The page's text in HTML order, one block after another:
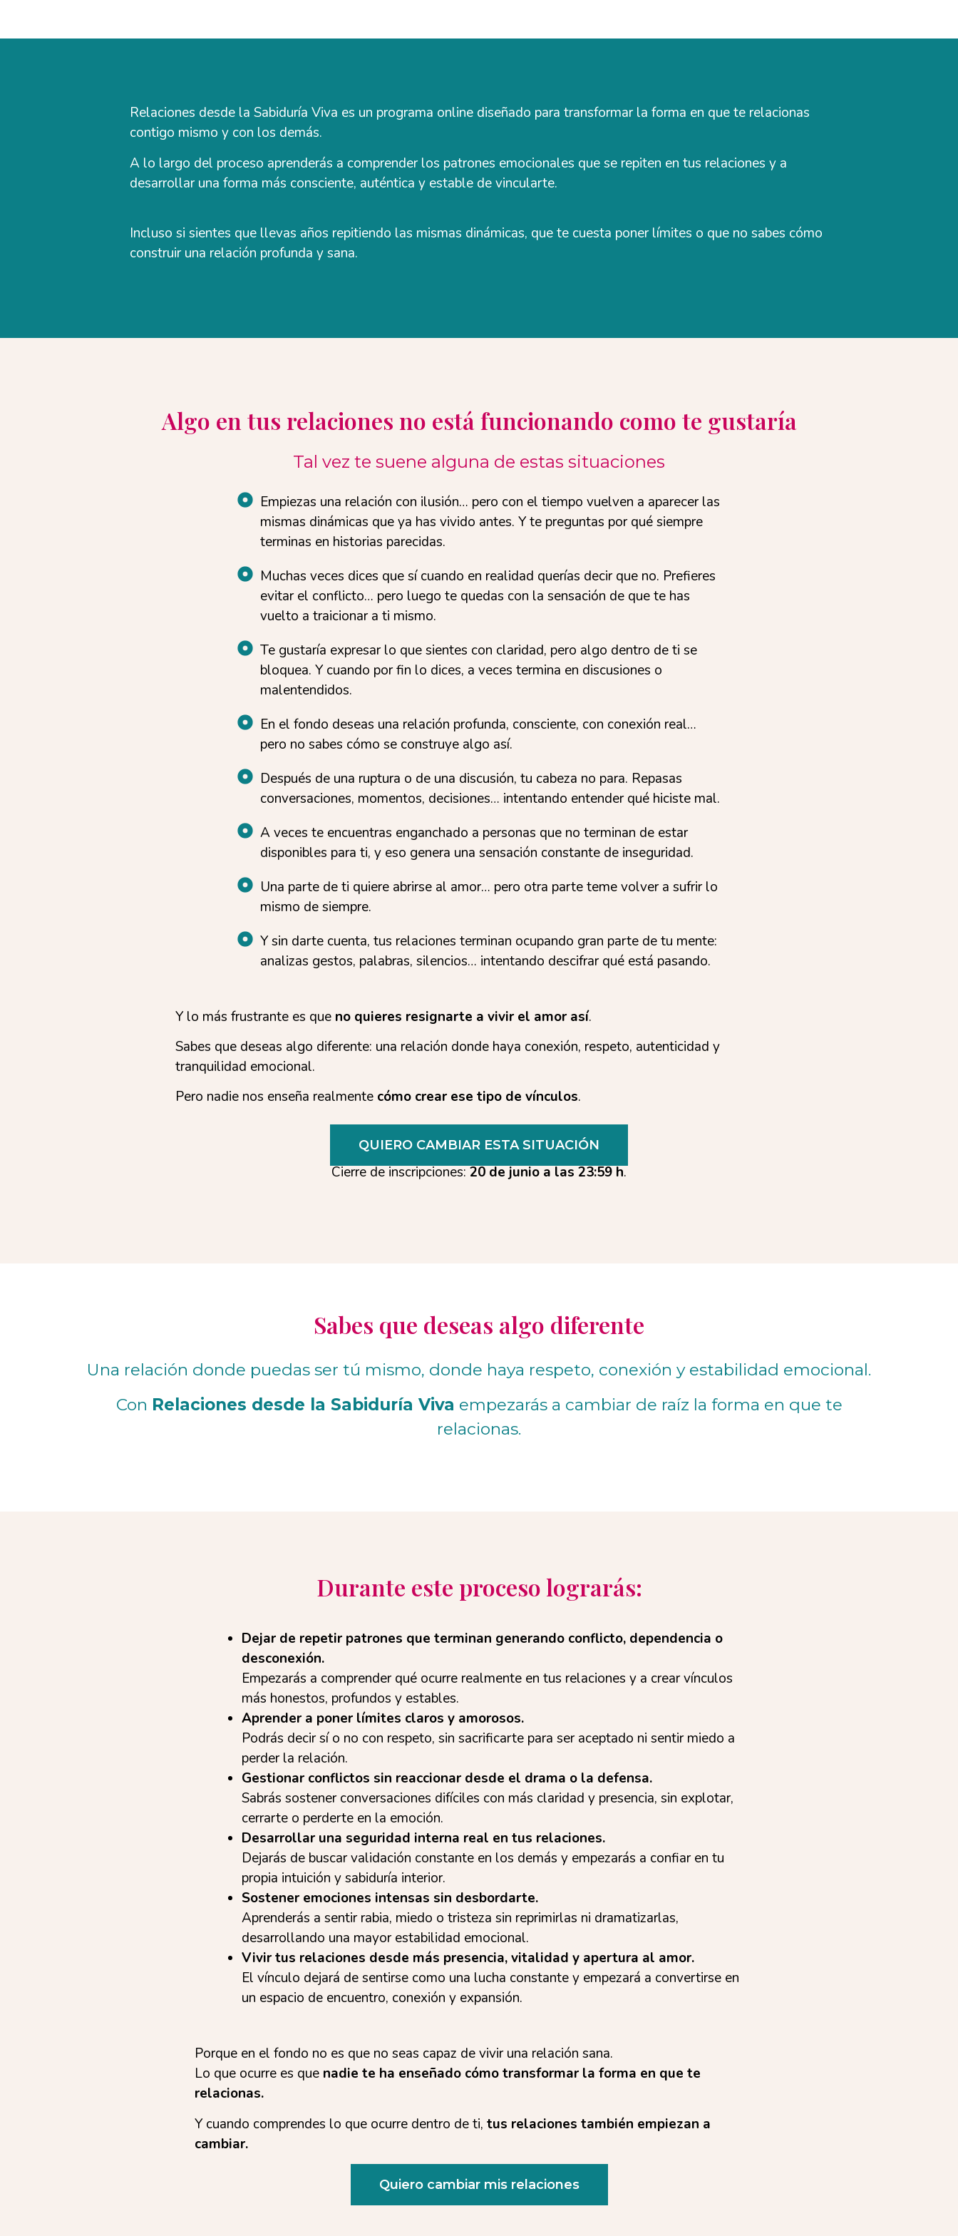
Relaciones desde la Sabiduría Viva es un programa online diseñado para transformar la forma en que te relacionas
contigo mismo y con los demás.
A lo largo del proceso aprenderás a comprender los patrones emocionales que se repiten en tus relaciones y a
desarrollar una forma más consciente, auténtica y estable de vincularte.
Incluso si sientes que llevas años repitiendo las mismas dinámicas, que te cuesta poner límites o que no sabes cómo
construir una relación profunda y sana.
Algo en tus relaciones no está funcionando como te gustaría
Tal vez te suene alguna de estas situaciones
Empiezas una relación con ilusión… pero con el tiempo vuelven a aparecer las
mismas dinámicas que ya has vivido antes. Y te preguntas por qué siempre
terminas en historias parecidas.
Muchas veces dices que sí cuando en realidad querías decir que no. Prefieres
evitar el conflicto… pero luego te quedas con la sensación de que te has
vuelto a traicionar a ti mismo.
Te gustaría expresar lo que sientes con claridad, pero algo dentro de ti se
bloquea. Y cuando por fin lo dices, a veces termina en discusiones o
malentendidos.
En el fondo deseas una relación profunda, consciente, con conexión real…
pero no sabes cómo se construye algo así.
Después de una ruptura o de una discusión, tu cabeza no para. Repasas
conversaciones, momentos, decisiones… intentando entender qué hiciste mal.
A veces te encuentras enganchado a personas que no terminan de estar
disponibles para ti, y eso genera una sensación constante de inseguridad.
Una parte de ti quiere abrirse al amor… pero otra parte teme volver a sufrir lo
mismo de siempre.
Y sin darte cuenta, tus relaciones terminan ocupando gran parte de tu mente:
analizas gestos, palabras, silencios… intentando descifrar qué está pasando.
Y lo más frustrante es que no quieres resignarte a vivir el amor así.
Sabes que deseas algo diferente: una relación donde haya conexión, respeto, autenticidad y
tranquilidad emocional.
Pero nadie nos enseña realmente cómo crear ese tipo de vínculos.
QUIERO CAMBIAR ESTA SITUACIÓN
Cierre de inscripciones:20 de junio a las 23:59 h.
Sabes que deseas algo diferente
Una relación donde puedas ser tú mismo, donde haya respeto, conexión y estabilidad emocional.
Con Relaciones desde la Sabiduría Viva empezarás a cambiar de raíz la forma en que te
relacionas.
Durante este proceso lograrás:
Dejar de repetir patrones que terminan generando conflicto, dependencia o
desconexión.
Empezarás a comprender qué ocurre realmente en tus relaciones y a crear vínculos
más honestos, profundos y estables.
Aprender a poner límites claros y amorosos.
Podrás decir sí o no con respeto, sin sacrificarte para ser aceptado ni sentir miedo a
perder la relación.
Gestionar conflictos sin reaccionar desde el drama o la defensa.
Sabrás sostener conversaciones difíciles con más claridad y presencia, sin explotar,
cerrarte o perderte en la emoción.
Desarrollar una seguridad interna real en tus relaciones.
Dejarás de buscar validación constante en los demás y empezarás a confiar en tu
propia intuición y sabiduría interior.
Sostener emociones intensas sin desbordarte.
Aprenderás a sentir rabia, miedo o tristeza sin reprimirlas ni dramatizarlas,
desarrollando una mayor estabilidad emocional.
Vivir tus relaciones desde más presencia, vitalidad y apertura al amor.
El vínculo dejará de sentirse como una lucha constante y empezará a convertirse en
un espacio de encuentro, conexión y expansión.
Porque en el fondo no es que no seas capaz de vivir una relación sana.
Lo que ocurre es que nadie te ha enseñado cómo transformar la forma en que te
relacionas.
Y cuando comprendes lo que ocurre dentro de ti, tus relaciones también empiezan a
cambiar.
Quiero cambiar mis relaciones